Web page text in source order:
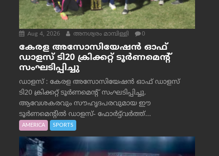
Aug 4, 2026 അനശ്വരം മാമ്പിള്ളി 0
കേരള അസോസിയേഷൻ ഓഫ്
ഡാളസ് ടി20 ക്രിക്കറ്റ് ടൂർണമെന്റ്
സംഘടിപ്പിച്ചു
ഡാളസ് : കേരള അസോസിയേഷൻ ഓഫ് ഡാളസ്
ടി20 ക്രിക്കറ്റ് ടൂർണമെന്റ് സംഘടിപ്പിച്ചു.
ആവേശകരവും സൗഹൃദപരവുമായ ഈ
ടൂർണമെന്റിൽ ഡാളസ്- ഫോർട്ട്‌വര്‍ത്ത്...
AMERICA SPORTS